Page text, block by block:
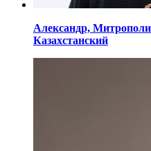
Александр,
Казахстанский